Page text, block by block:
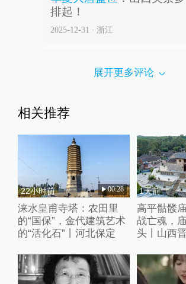
排起！
2025-12-31 ∙ 浙江
展开更多评论
相关推荐
22小时前 00:28
涞水皇甫寺塔：农田里
的“国保”，金代建筑艺术
的“活化石”丨河北保定
1天前
高平骷髅
战亡魂，
头丨山西